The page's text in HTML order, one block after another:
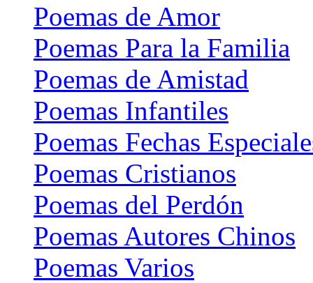
Poemas de Amor
Poemas Para la Familia
Poemas de Amistad
Poemas Infantiles
Poemas Fechas
Poemas Cristianos
Poemas del Perdón
Poemas Autores Chinos
Poemas Varios